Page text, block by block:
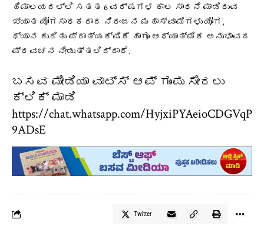
ಹಿಮಾಲಯದಲ್ಲಿ ಸತತ 6 ವರ್ಷಗಳ ಕಾಲ ಸಾಧನೆ ಮಾಡಿರುವ
ಖ್ಯಾತ ಯೋಗಸಾಧಕರಾದ ನಿರಂಜನ ಮಹಾಸ್ವಾಮಿಗಳು ಯೋಗ,
ಧ್ಯಾನ ಕುರಿತು ಪ್ರಾತ್ಯಕ್ಷಿಕೆ ಹಾಗೂ ಆಧ್ಯಾತ್ಮಿಕ ಅನುಭಾವದ
ಪ್ರವಚನ ನೀಡುತ್ತಲಿದ್ದಾರೆ.
ಬಸವ ಮೀಡಿಯಾ ವಾಟ್ಸ್ ಆಪ್ ಗುಂಪು ಸೇರಲು
ಕ್ಲಿಕ್ ಮಾಡಿ
https://chat.whatsapp.com/HyjxiPYAeioCDGVqP
9ADsE
Twitter